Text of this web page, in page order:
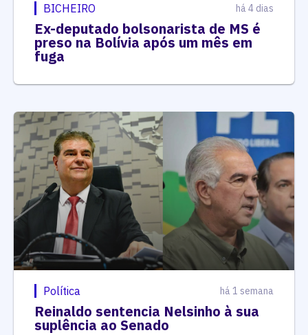
BICHEIRO há 4 dias
Ex-deputado bolsonarista de MS é
preso na Bolívia após um mês em
fuga
Política há 1 semana
Reinaldo sentencia Nelsinho à sua
suplência ao Senado